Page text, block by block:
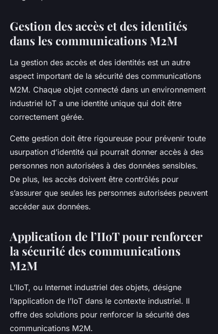
Gestion des accès et des identités
dans les communications M2M
La gestion des accès et des identités est un autre
aspect important de la sécurité des communications
M2M. Chaque objet connecté dans un environnement
industriel IoT a une identité unique qui doit être
correctement gérée.
Cette gestion doit être rigoureuse pour prévenir toute
usurpation d’identité qui pourrait donner accès à des
personnes non autorisées à des données sensibles.
De plus, les accès doivent être contrôlés pour
s’assurer que seules les personnes autorisées peuvent
accéder aux données.
Application de l’IIoT pour renforcer
la sécurité des communications
M2M
L’IIoT, ou Internet industriel des objets, désigne
l’application de l’IoT dans le contexte industriel. Il
offre des solutions pour renforcer la sécurité des
communications M2M.